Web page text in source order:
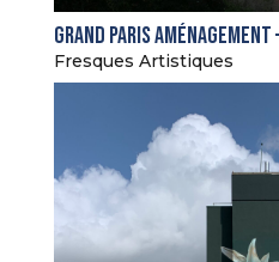
Grand Paris
Fresques Artistiques